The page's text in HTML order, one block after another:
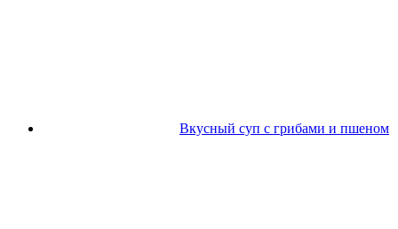
Вкусный суп с грибами и пшеном